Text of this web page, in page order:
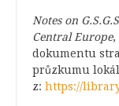
Notes on
Central Europe,
dokumentu
průzkumu
z: https://